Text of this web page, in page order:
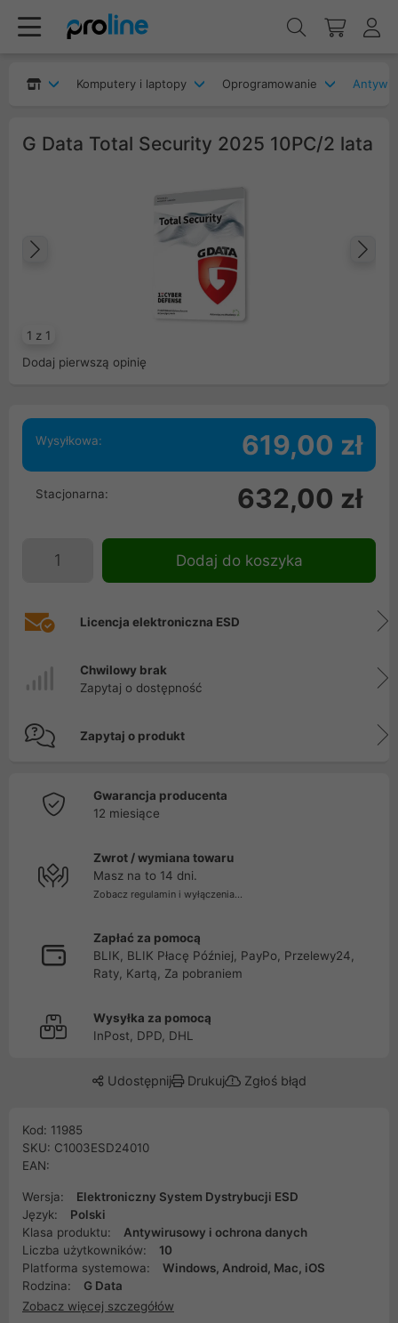
Komputery i laptopy Oprogramowanie
G Data Total Security 2025 10PC/2 lata
1 z 1
Dodaj pierwszą opinię
Wysyłkowa: 619,00 zł
Stacjonarna: 632,00 zł
Dodaj do koszyka
Licencja elektroniczna ESD
Chwilowy brak
Zapytaj o dostępność
Zapytaj o produkt
Gwarancja producenta
12 miesiące
Zwrot / wymiana towaru
Masz na to 14 dni.
Zobacz regulamin i wyłączenia...
Zapłać za pomocą
BLIK, BLIK Płacę Później, PayPo, Przelewy24,
Raty, Kartą, Za pobraniem
Wysyłka za pomocą
InPost, DPD, DHL
Udostępnij Drukuj Zgłoś błąd
Kod: 11985
SKU: C1003ESD24010
EAN:
Wersja:
Elektroniczny System Dystrybucji ESD
Język:
Polski
Klasa produktu:
Antywirusowy i ochrona danych
Liczba użytkowników:
10
Platforma systemowa:
Windows, Android, Mac, iOS
Rodzina:
G Data
Zobacz więcej szczegółów